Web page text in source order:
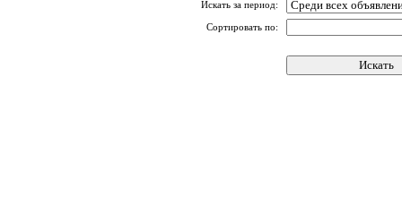
Искать за период:
Сортировать по: